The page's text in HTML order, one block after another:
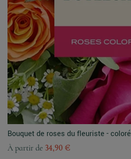
Bouquet de roses du fleuriste - coloré
À partir de 34,90 €